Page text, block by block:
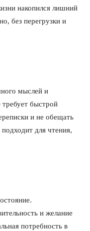
накопился лишний
без перегрузки и
мыслей и
быстрой
и не обещать
для чтения,
и желание
потребность в